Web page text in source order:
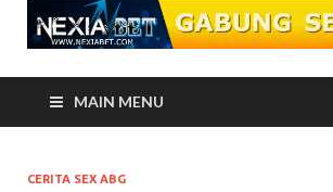
MAIN MENU
CERITA SEX ABG